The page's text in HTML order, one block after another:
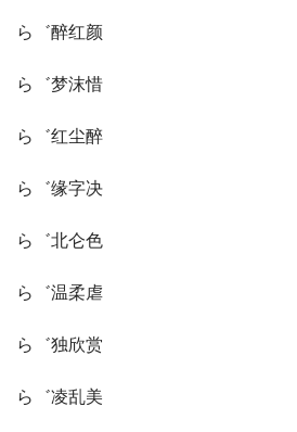
ら゛醉红颜
ら゛梦沫惜
ら゛红尘醉
ら゛缘字决
ら゛北仑色
ら゛温柔虐
ら゛独欣赏
ら゛凌乱美